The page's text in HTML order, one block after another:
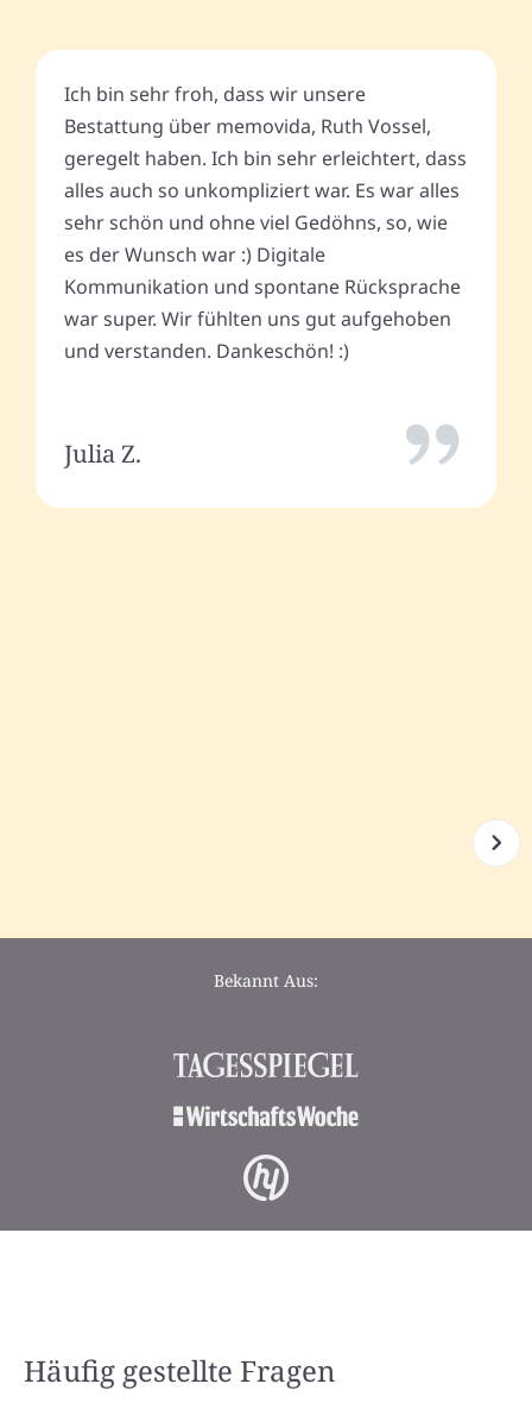
Ich bin sehr froh, dass wir unsere
Bestattung über memovida, Ruth Vossel,
geregelt haben. Ich bin sehr erleichtert, dass
alles auch so unkompliziert war. Es war alles
sehr schön und ohne viel Gedöhns, so, wie
es der Wunsch war :) Digitale
Kommunikation und spontane Rücksprache
war super. Wir fühlten uns gut aufgehoben
und verstanden. Dankeschön! :)
Julia Z.
Bekannt Aus:
Häufig gestellte Fragen